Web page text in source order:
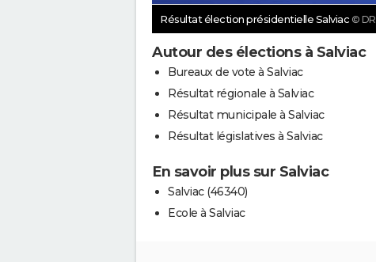
Résultat élection présidentielle Salviac © DR
Autour des élections à Salviac
Bureaux de vote à Salviac
Résultat régionale à Salviac
Résultat municipale à Salviac
Résultat législatives à Salviac
En savoir plus sur Salviac
Salviac (46340)
Ecole à Salviac